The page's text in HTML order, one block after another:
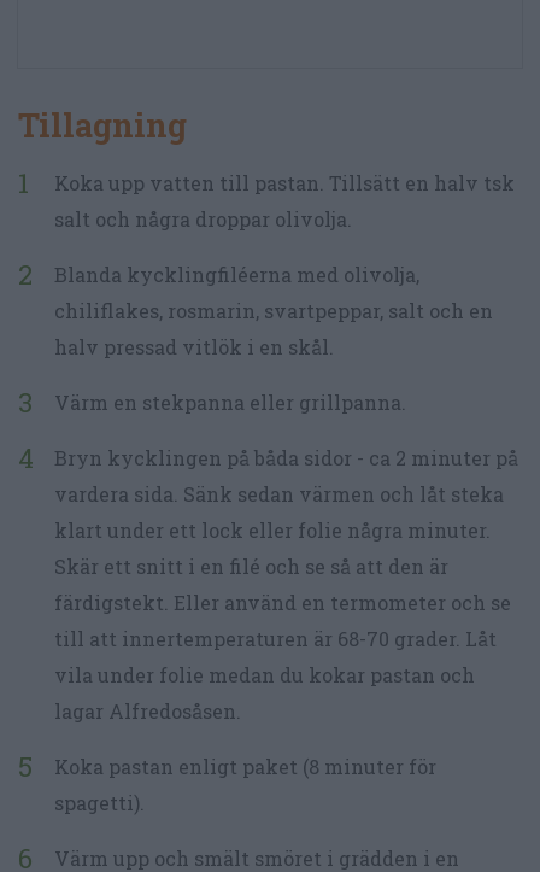
Tillagning
Koka upp vatten till pastan. Tillsätt en halv tsk
salt och några droppar olivolja.
Blanda kycklingfiléerna med olivolja,
chiliflakes, rosmarin, svartpeppar, salt och en
halv pressad vitlök i en skål.
Värm en stekpanna eller grillpanna.
Bryn kycklingen på båda sidor - ca 2 minuter på
vardera sida. Sänk sedan värmen och låt steka
klart under ett lock eller folie några minuter.
Skär ett snitt i en filé och se så att den är
färdigstekt. Eller använd en termometer och se
till att innertemperaturen är 68-70 grader. Låt
vila under folie medan du kokar pastan och
lagar Alfredosåsen.
Koka pastan enligt paket (8 minuter för
spagetti).
Värm upp och smält smöret i grädden i en